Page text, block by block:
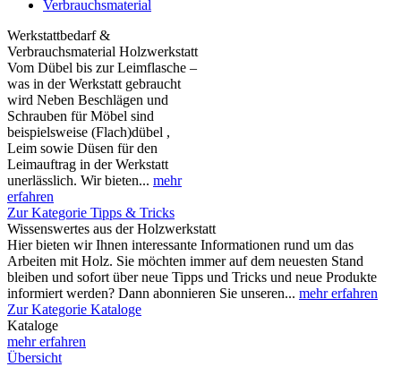
Verbrauchsmaterial
Werkstattbedarf &
Verbrauchsmaterial Holzwerkstatt
Vom Dübel bis zur Leimflasche –
was in der Werkstatt gebraucht
wird Neben Beschlägen und
Schrauben für Möbel sind
beispielsweise (Flach)dübel ,
Leim sowie Düsen für den
Leimauftrag in der Werkstatt
unerlässlich. Wir bieten... mehr
erfahren
Zur Kategorie Tipps & Tricks
Wissenswertes aus der Holzwerkstatt
Hier bieten wir Ihnen interessante Informationen rund um das
Arbeiten mit Holz. Sie möchten immer auf dem neuesten Stand
bleiben und sofort über neue Tipps und Tricks und neue Produkte
informiert werden? Dann abonnieren Sie unseren... mehr erfahren
Zur Kategorie Kataloge
Kataloge
mehr erfahren
Übersicht